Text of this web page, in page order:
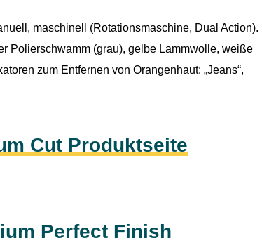
maschinell (Rotationsmaschine, Dual Action).
Polierschwamm (grau), gelbe Lammwolle, weiße
zum Entfernen von Orangenhaut: „Jeans“,
Cut Produktseite
Perfect Finish